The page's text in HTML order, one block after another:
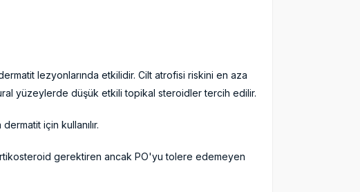
lezyonlarında etkilidir. Cilt atrofisi riskini en aza
yüzeylerde düşük etkili topikal steroidler tercih edilir.
için kullanılır.
gerektiren ancak PO'yu tolere edemeyen